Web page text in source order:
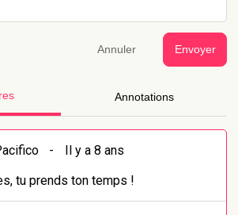
Annuler Envoyer
Annotations
-
Il y a 8 ans
tu prends ton temps !